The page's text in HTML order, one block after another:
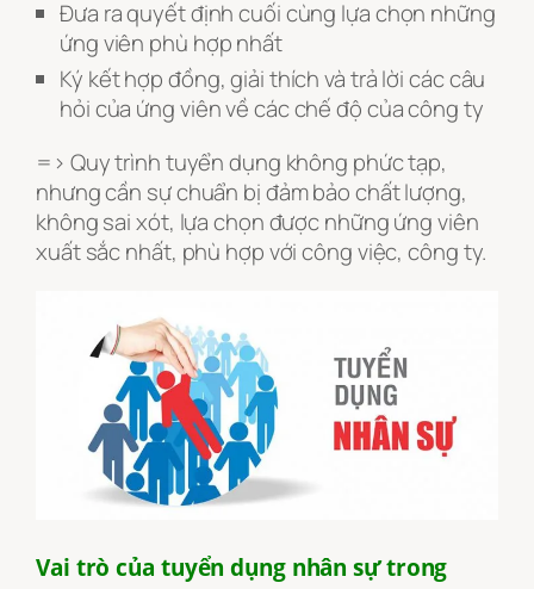
Đưa ra quyết định cuối cùng lựa chọn những
ứng viên phù hợp nhất
Ký kết hợp đồng, giải thích và trả lời các câu
hỏi của ứng viên về các chế độ của công ty
=> Quy trình tuyển dụng không phức tạp,
nhưng cần sự chuẩn bị đảm bảo chất lượng,
không sai xót, lựa chọn được những ứng viên
xuất sắc nhất, phù hợp với công việc, công ty.
Vai trò của tuyển dụng nhân sự trong